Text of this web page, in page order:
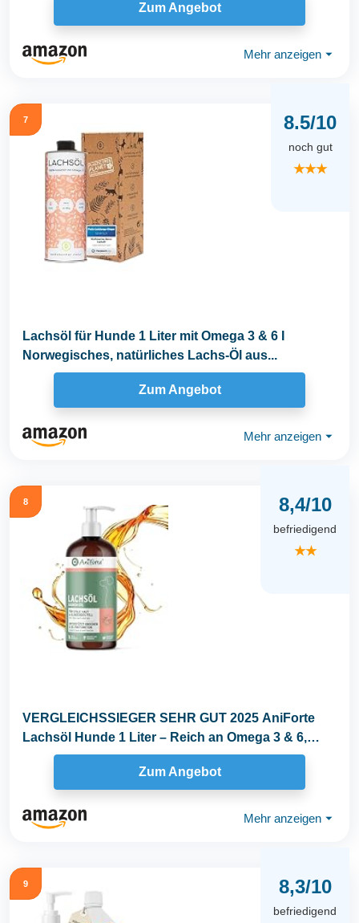
Zum Angebot
Mehr anzeigen ⏷
7 8.5/10
noch gut
★★★
Lachsöl für Hunde 1 Liter mit Omega 3 & 6 I
Norwegisches, natürliches Lachs-Öl aus...
Zum Angebot
Mehr anzeigen ⏷
8 8,4/10
befriedigend
★★
VERGLEICHSSIEGER SEHR GUT 2025 AniForte
Lachsöl Hunde 1 Liter – Reich an Omega 3 & 6,
Fischöl...
Zum Angebot
Mehr anzeigen ⏷
9 8,3/10
befriedigend